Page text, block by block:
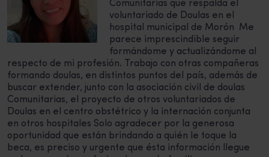
Comunitarias que respalda el
voluntariado de Doulas en el
hospital municipal de Morón Me
parece imprescindible seguir
formándome y actualizándome al
respecto de mi profesión. Trabajo con otras compañeras
formando doulas, en distintos puntos del país, además de
buscar extender, junto con la asociación civil de doulas
Comunitarias, el proyecto de otros voluntariados de
Doulas en el centro obstétrico y la internación conjunta
en otros hospitales Solo agradecer por la generosa
oportunidad que están brindando a quién le toque la
beca, es preciso y urgente que ésta información llegue